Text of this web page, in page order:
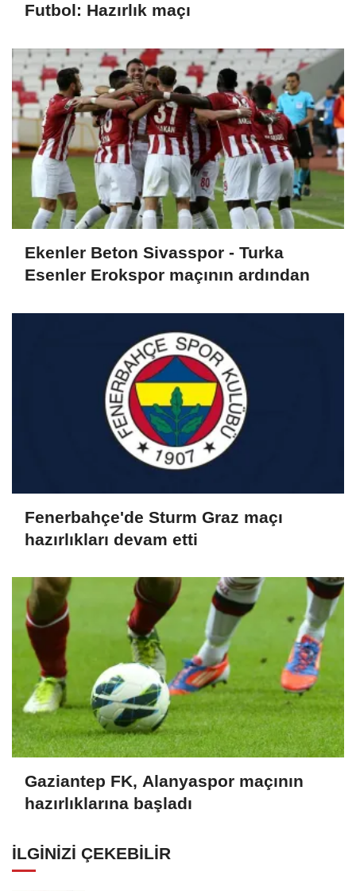
Futbol: Hazırlık maçı
Ekenler Beton Sivasspor - Turka
Esenler Erokspor maçının ardından
Fenerbahçe'de Sturm Graz maçı
hazırlıkları devam etti
Gaziantep FK, Alanyaspor maçının
hazırlıklarına başladı
İLGINIZI ÇEKEBILIR